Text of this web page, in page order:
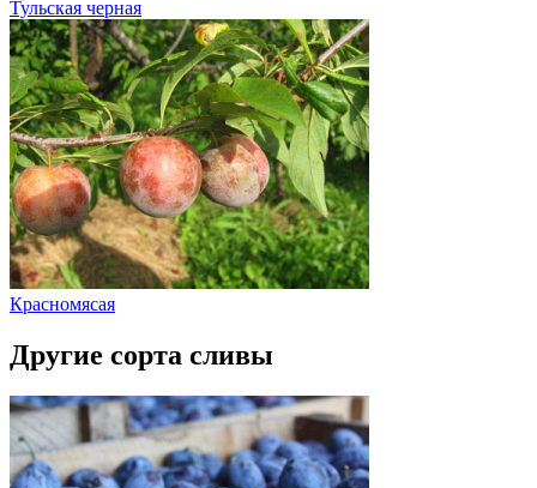
Тульская черная
Красномясая
Другие сорта сливы